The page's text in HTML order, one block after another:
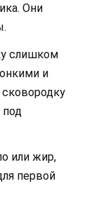
Они
слишком
и
или жир,
первой